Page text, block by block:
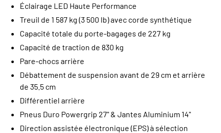
Éclairage LED Haute Performance
Treuil de 1 587 kg (3 500 lb) avec corde synthétique
Capacité totale du porte-bagages de 227 kg
Capacité de traction de 830 kg
Pare-chocs arrière
Débattement de suspension avant de 29 cm et arrière
de 35.5 cm
Différentiel arrière
Pneus Duro Powergrip 27'' & Jantes Aluminium 14''
Direction assistée électronique (EPS) à sélection